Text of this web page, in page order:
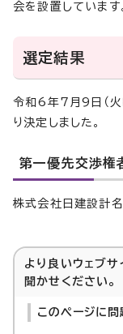
会を設置しています
選定結果
令和6年7月9日（火
り決定しました。
第一優先交渉権
株式会社日建設計名
より良いウェブサ
聞かせください。
このページに問